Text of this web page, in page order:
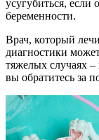
усугубиться, если
беременности.
Врач, который
диагностики
тяжелых случаях
вы обратитесь за